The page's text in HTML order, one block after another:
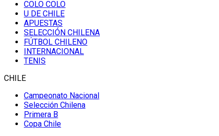
COLO COLO
U DE CHILE
APUESTAS
SELECCIÓN CHILENA
FÚTBOL CHILENO
INTERNACIONAL
TENIS
CHILE
Campeonato Nacional
Selección Chilena
Primera B
Copa Chile